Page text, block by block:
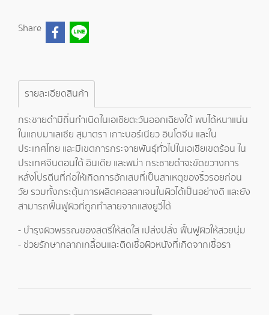
Share
รายละเอียดสินค้า
กระชายดำมีถิ่นกำเนิดในเอเชียตะวันออกเฉียงใต้ พบได้หนาแน่น
ในแถบมาเลเซีย สุมาตรา เกาะบอร์เนียว อินโดจีน และใน
ประเทศไทย และมีเขตการกระจายพันธุ์ทั่วไปในเอเชียเขตร้อน ใน
ประเทศจีนตอนใต้ อินเดีย และพม่า กระชายดำจะขัดขวางการ
หลั่งโปรตีนที่ก่อให้เกิดการอักเสบที่เป็นสาเหตุของริ้วรอยก่อน
วัย รวมทั้งกระตุ้นการผลิตคอลลาเจนในผิวได้เป็นอย่างดี และยัง
สามารถฟื้นฟูผิวที่ถูกทำลายจากแสงยูวีได้
- บำรุงผิวพรรณของสตรีให้สดใส เปล่งปลั่ง ฟื้นฟูผิวให้สวยนุ่ม
- ช่วยรักษากลากเกลื้อนและติดเชื้อผิวหนังที่เกิดจากเชื้อรา